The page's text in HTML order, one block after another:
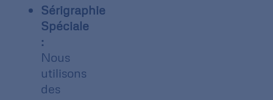
Sérigraphie
Spéciale
:
Nous
utilisons
des